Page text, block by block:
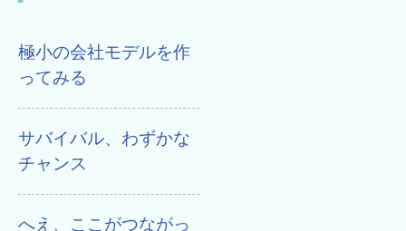
極小の会社モデルを作
ってみる
サバイバル、わずかな
チャンス
へえ、ここがつながっ